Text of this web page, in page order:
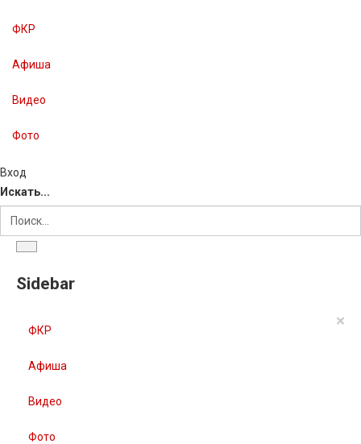
ФКР
Афиша
Видео
Фото
Вход
Искать...
Sidebar
×
ФКР
Афиша
Видео
Фото